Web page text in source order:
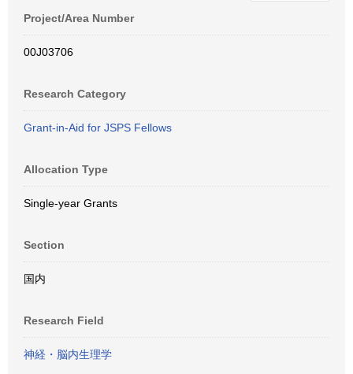
Project/Area Number
00J03706
Research Category
Grant-in-Aid for JSPS Fellows
Allocation Type
Single-year Grants
Section
国内
Research Field
神経・脳内生理学